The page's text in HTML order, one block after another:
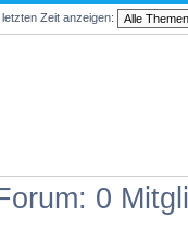
Zeit anzeigen:
0